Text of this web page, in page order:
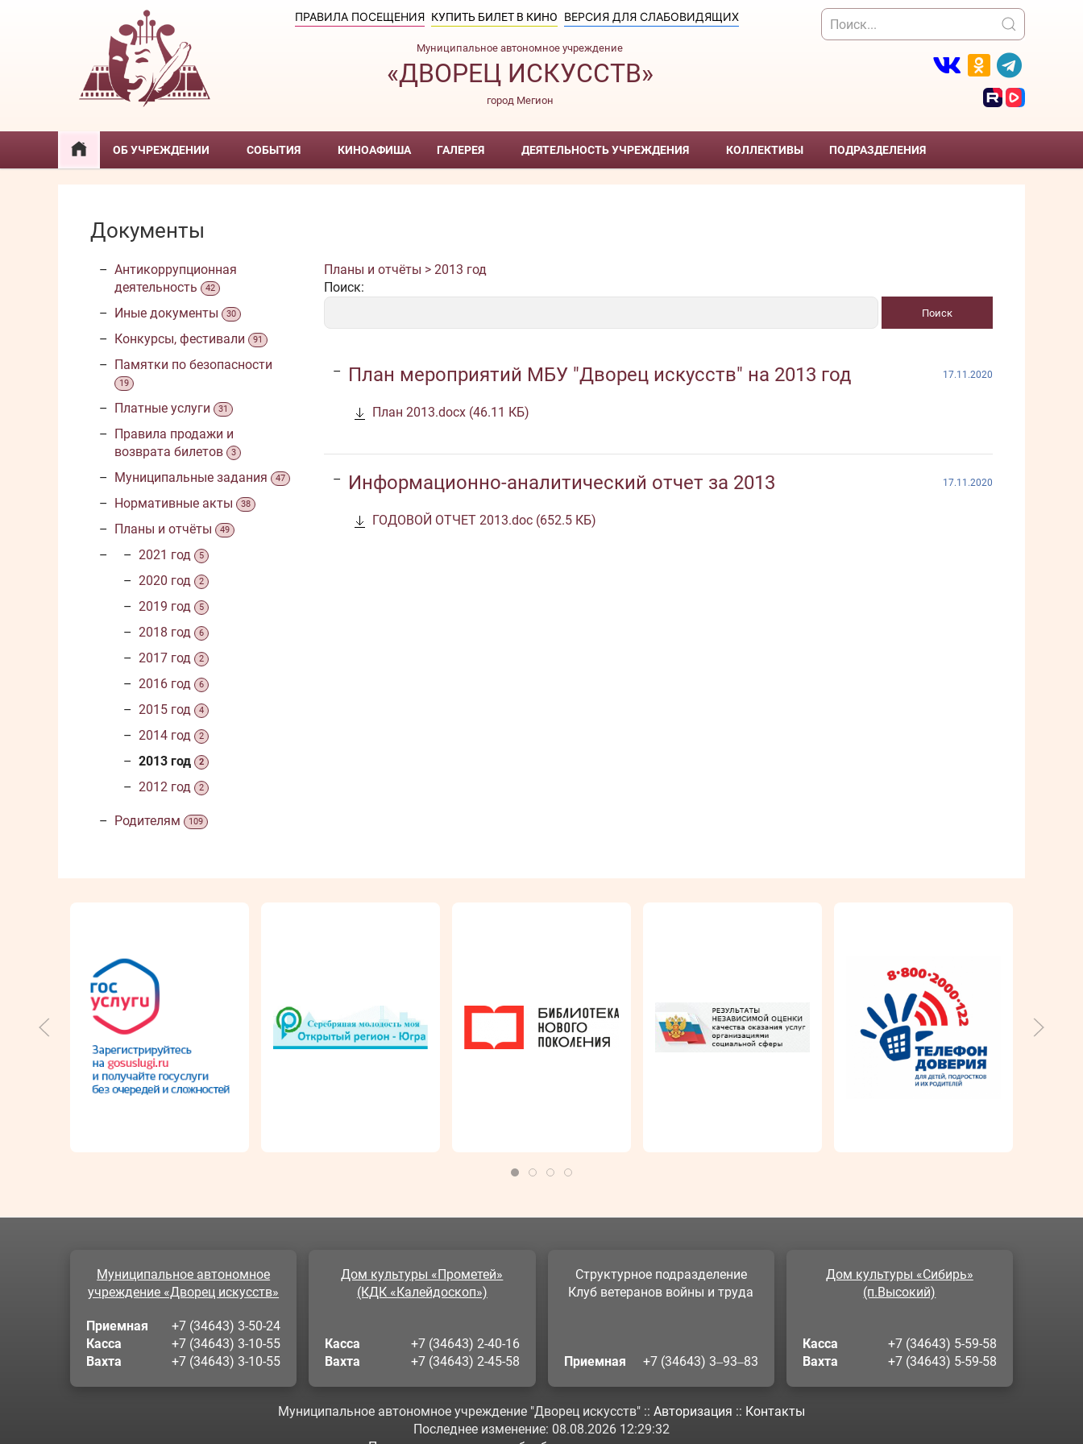
ПРАВИЛА ПОСЕЩЕНИЯ КУПИТЬ БИЛЕТ В КИНО ВЕРСИЯ ДЛЯ СЛАБОВИДЯЩИХ
Муниципальное автономное учреждение
«ДВОРЕЦ ИСКУССТВ»
город Мегион
ОБ УЧРЕЖДЕНИИ СОБЫТИЯ КИНОАФИША ГАЛЕРЕЯ ДЕЯТЕЛЬНОСТЬ УЧРЕЖДЕНИЯ КОЛЛЕКТИВЫ ПОДРАЗДЕЛЕНИЯ
Документы
Антикоррупционная
деятельность
42
Иные документы 30
Конкурсы, фестивали 91
Памятки по безопасности
19
Платные услуги 31
Правила продажи и
возврата билетов
3
Муниципальные задания 47
Нормативные акты 38
Планы и отчёты 49
2021 год 5
2020 год 2
2019 год 5
2018 год 6
2017 год 2
2016 год 6
2015 год 4
2014 год 2
2013 год 2
2012 год 2
Родителям 109
Планы и отчёты > 2013 год
Поиск:
17.11.2020
План мероприятий МБУ "Дворец искусств" на 2013 год
План 2013.docx (46.11 КБ)
17.11.2020
Информационно-аналитический отчет за 2013
ГОДОВОЙ ОТЧЕТ 2013.doc (652.5 КБ)
Муниципальное автономное
учреждение «Дворец искусств»
Приемная
+7 (34643) 3-50-24
Касса
+7 (34643) 3-10-55
Вахта
+7 (34643) 3-10-55
Дом культуры «Прометей»
(КДК «Калейдоскоп»)
Касса
+7 (34643) 2-40-16
Вахта
+7 (34643) 2-45-58
Структурное подразделение
Клуб ветеранов войны и труда
Приемная +7 (34643) 3‒93‒83
Дом культуры «Сибирь»
(п.Высокий)
Касса
+7 (34643) 5-59-58
Вахта
+7 (34643) 5-59-58
Муниципальное автономное учреждение "Дворец искусств" :: Авторизация :: Контакты
Последнее изменение: 08.08.2026 12:29:32
На этом веб-сайте используются файлы cookie.
Нажимая кнопку «Принимаю», Вы даете согласие на обработку Ваших персональных данных в целях совершенствования нашего веб-сайта